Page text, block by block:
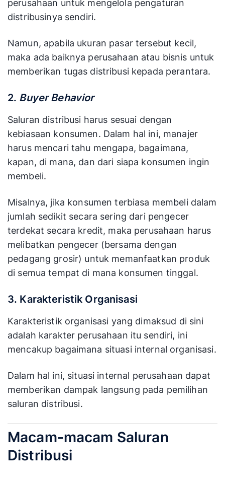
perusahaan untuk mengelola pengaturan
distribusinya sendiri.
Namun, apabila ukuran pasar tersebut kecil,
maka ada baiknya perusahaan atau bisnis untuk
memberikan tugas distribusi kepada perantara.
2. Buyer Behavior
Saluran distribusi harus sesuai dengan
kebiasaan konsumen. Dalam hal ini, manajer
harus mencari tahu mengapa, bagaimana,
kapan, di mana, dan dari siapa konsumen ingin
membeli.
Misalnya, jika konsumen terbiasa membeli dalam
jumlah sedikit secara sering dari pengecer
terdekat secara kredit, maka perusahaan harus
melibatkan pengecer (bersama dengan
pedagang grosir) untuk memanfaatkan produk
di semua tempat di mana konsumen tinggal.
3. Karakteristik Organisasi
Karakteristik organisasi yang dimaksud di sini
adalah karakter perusahaan itu sendiri, ini
mencakup bagaimana situasi internal organisasi.
Dalam hal ini, situasi internal perusahaan dapat
memberikan dampak langsung pada pemilihan
saluran distribusi.
Macam-macam Saluran
Distribusi